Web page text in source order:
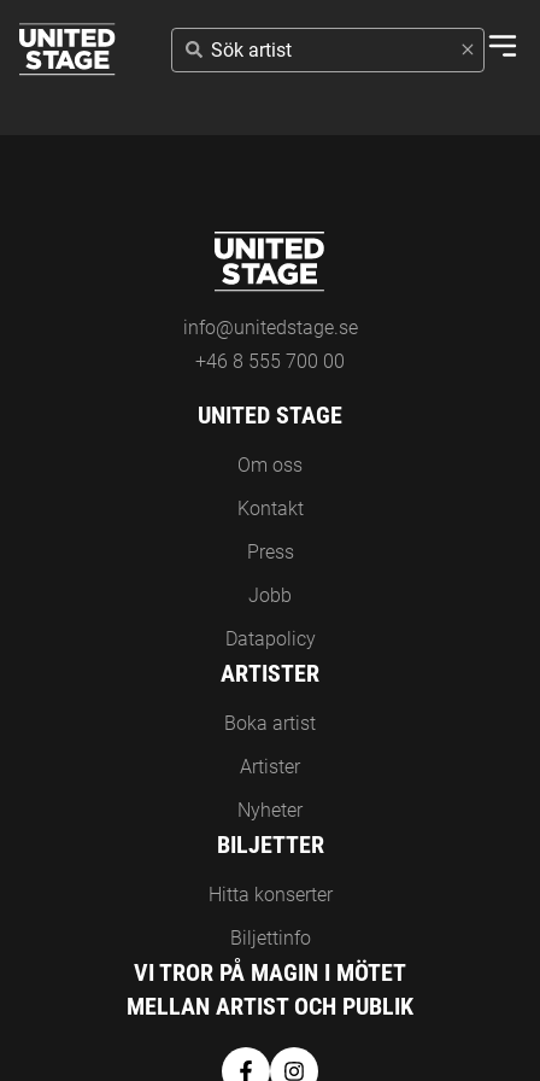
SÖK
ARTIST
info@unitedstage.se
+46 8 555 700 00
UNITED STAGE
Om oss
Kontakt
Press
Jobb
Datapolicy
ARTISTER
Boka artist
Artister
Nyheter
BILJETTER
Hitta konserter
Biljettinfo
VI TROR PÅ MAGIN I MÖTET
MELLAN ARTIST OCH PUBLIK